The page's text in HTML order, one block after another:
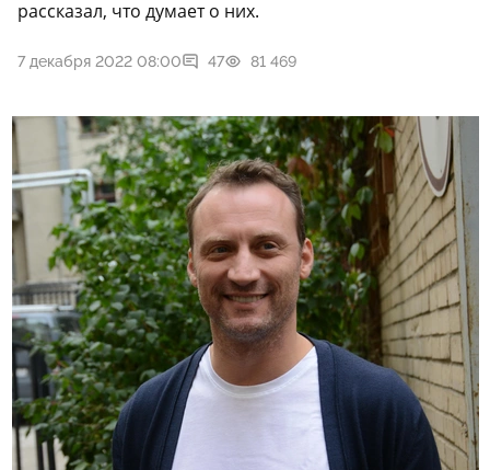
рассказал, что думает о них.
7 декабря 2022 08:00 47 81 469